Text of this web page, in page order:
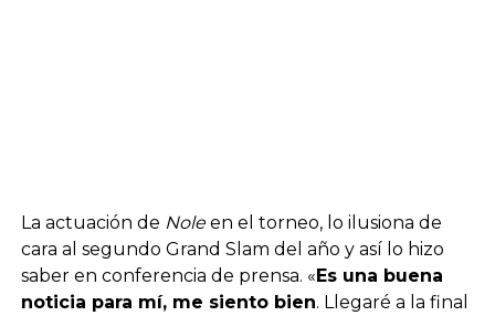
La actuación de Noleen el torneo, lo ilusiona de
cara al segundo Grand Slam del año y así lo hizo
saber en conferencia de prensa. «Es una buena
noticia para mí, me siento bien. Llegaré a la final